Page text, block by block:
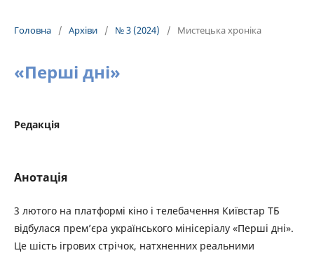
Головна / Архіви / № 3 (2024) / Мистецька хроніка
«Перші дні»
Редакція
Анотація
3 лютого на платформі кіно і телебачення Київстар ТБ
відбулася прем’єра українського мінісеріалу «Перші дні».
Це шість ігрових стрічок, натхненних реальними